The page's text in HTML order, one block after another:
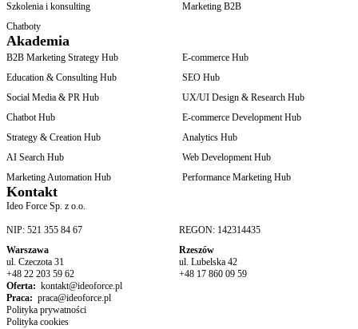
Szkolenia i konsulting
Marketing B2B
Chatboty
Akademia
B2B Marketing Strategy Hub
E-commerce Hub
Education & Consulting Hub
SEO Hub
Social Media & PR Hub
UX/UI Design & Research Hub
Chatbot Hub
E-commerce Development Hub
Strategy & Creation Hub
Analytics Hub
AI Search Hub
Web Development Hub
Marketing Automation Hub
Performance Marketing Hub
Kontakt
Ideo Force Sp. z o.o.
NIP: 521 355 84 67
REGON: 142314435
Warszawa
ul. Czeczota 31
+48 22 203 59 62
Rzeszów
ul. Lubelska 42
+48 17 860 09 59
Oferta: kontakt@ideoforce.pl
Praca: praca@ideoforce.pl
Polityka prywatności
Polityka cookies